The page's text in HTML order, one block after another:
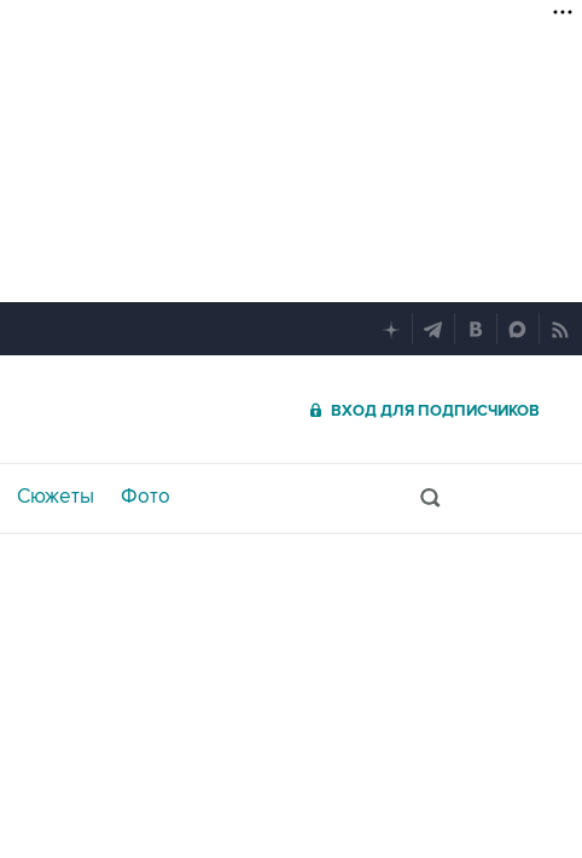
ВХОД ДЛЯ ПОДПИСЧИКОВ
Сюжеты Фото